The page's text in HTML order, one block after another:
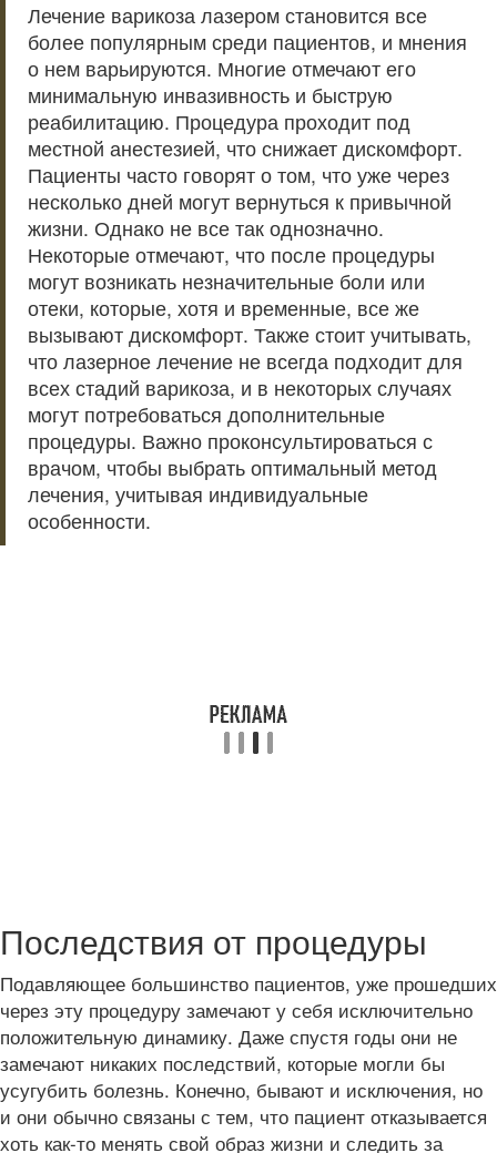
Лечение варикоза лазером становится все
более популярным среди пациентов, и мнения
о нем варьируются. Многие отмечают его
минимальную инвазивность и быструю
реабилитацию. Процедура проходит под
местной анестезией, что снижает дискомфорт.
Пациенты часто говорят о том, что уже через
несколько дней могут вернуться к привычной
жизни. Однако не все так однозначно.
Некоторые отмечают, что после процедуры
могут возникать незначительные боли или
отеки, которые, хотя и временные, все же
вызывают дискомфорт. Также стоит учитывать,
что лазерное лечение не всегда подходит для
всех стадий варикоза, и в некоторых случаях
могут потребоваться дополнительные
процедуры. Важно проконсультироваться с
врачом, чтобы выбрать оптимальный метод
лечения, учитывая индивидуальные
особенности.
Последствия от процедуры
Подавляющее большинство пациентов, уже прошедших
через эту процедуру замечают у себя исключительно
положительную динамику. Даже спустя годы они не
замечают никаких последствий, которые могли бы
усугубить болезнь. Конечно, бывают и исключения, но
и они обычно связаны с тем, что пациент отказывается
хоть как-то менять свой образ жизни и следить за